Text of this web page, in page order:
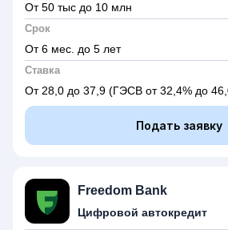
От 50 тыс до 10 млн
Срок
От 6 мес. до 5 лет
Ставка
От 28,0 до 37,9 (ГЭСВ от 32,4% до
Подать заявку
Freedom Bank
Цифровой автокредит